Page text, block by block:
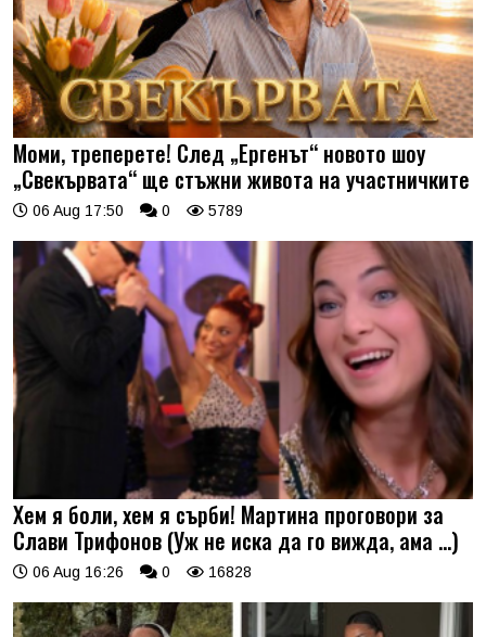
Моми, треперете! След „Ергенът“ новото шоу
„Свекървата“ ще стъжни живота на участничките
06 Aug 17:50 0 5789
Хем я боли, хем я сърби! Мартина проговори за
Слави Трифонов (Уж не иска да го вижда, ама …)
06 Aug 16:26 0 16828